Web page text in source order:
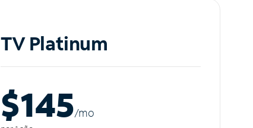
TV Platinum
$145/mo